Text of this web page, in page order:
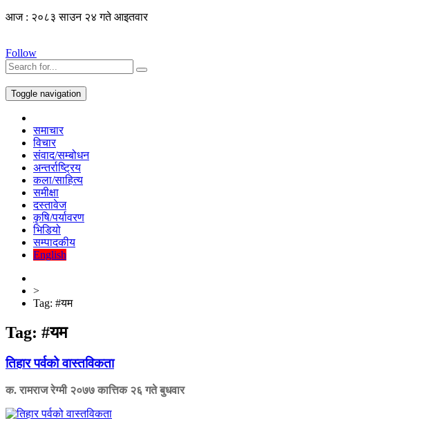
आज : २०८३ साउन २४ गते आइतवार
Follow
Toggle navigation
समाचार
विचार
संवाद/सम्बोधन
अन्तर्राष्ट्रिय
कला/साहित्य
समीक्षा
दस्तावेज
कृषि/पर्यावरण
भिडियो
सम्पादकीय
English
>
Tag: #यम
Tag: #यम
तिहार पर्वको वास्तविकता
क. रामराज रेग्मी २०७७ कात्तिक २६ गते बुधवार